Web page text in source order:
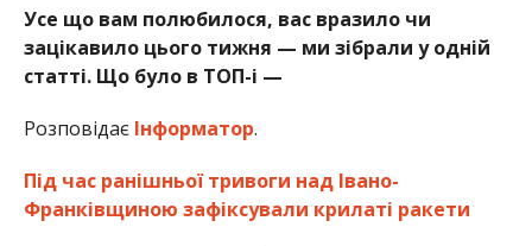
Усе що вам полюбилося, вас вразило чи
зацікавило цього тижня — ми зібрали у одній
статті. Що було в ТОП-і —
Розповідає Інформатор.
Під час ранішньої тривоги над Івано-
Франківщиною зафіксували крилаті ракети